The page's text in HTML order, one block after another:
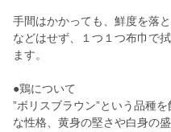
手間はかかっても、鮮度を落
などはせず、１つ１つ布巾で
ます。
●鶏について
”ボリスブラウン”という品種
な性格、黄身の堅さや白身の